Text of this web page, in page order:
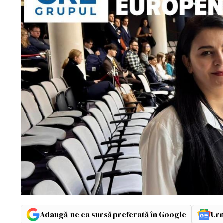
Adaugă-ne ca sursă preferată în Google